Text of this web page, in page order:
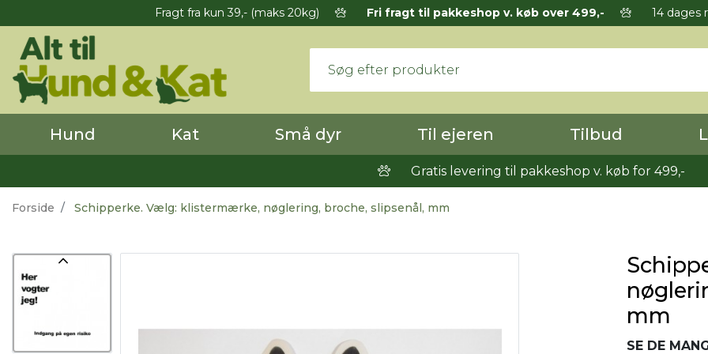
Fragt fra kun 39,- (maks 20kg) Fri fragt til pakkeshop v. køb over 499,- 14 dages
Hund Kat Små dyr Til ejeren Tilbud
Gratis levering til pakkeshop v. køb for 499,-
Forside Schipperke. Vælg: klistermærke, nøglering, broche, slipsenål, mm
mm
SE DE